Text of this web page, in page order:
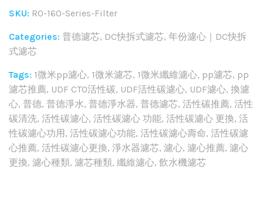
SKU: RO-160-Series-Filter
Categories: 普德濾芯, DC快拆式濾芯, 年份濾心｜DC快拆
式濾芯
Tags: 1微米pp濾心, 1微米濾芯, 1微米纖維濾心, pp濾芯, pp
濾芯推薦, UDF CTO活性碳, UDF活性碳濾心, UDF濾心, 換濾
心, 普德, 普德淨水, 普德淨水器, 普德濾芯, 活性碳推薦, 活性
碳清洗, 活性碳濾心, 活性碳濾心 功能, 活性碳濾心 更換, 活
性碳濾心功用, 活性碳濾心功能, 活性碳濾心壽命, 活性碳濾
心推薦, 活性碳濾心更換, 淨水器濾芯, 濾心, 濾心推薦, 濾心
更換, 濾心種類, 濾芯種類, 纖維濾心, 飲水機濾芯